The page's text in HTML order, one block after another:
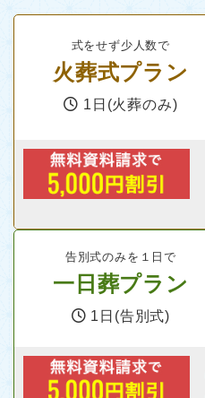
式をせず少人数で
火葬式プラン
1日(火葬のみ)
告別式のみを１日で
一日葬プラン
1日(告別式)